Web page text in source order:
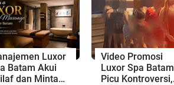
Luxor
Batam Akui
dan Minta
Video Promosi
Luxor Spa Batam
Picu Kontroversi,